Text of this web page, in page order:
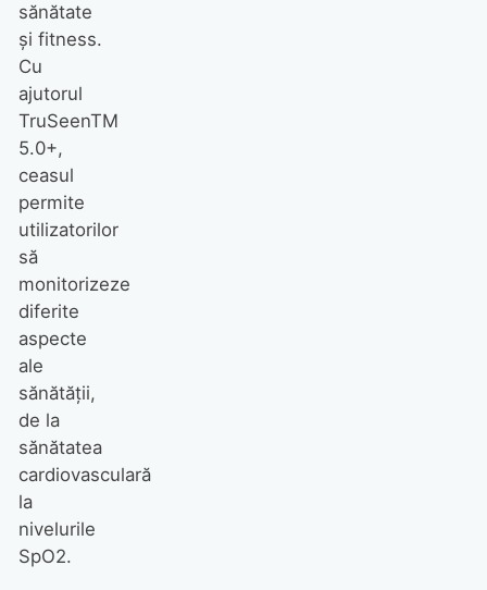
sănătate
și fitness.
Cu
ajutorul
TruSeenTM
5.0+,
ceasul
permite
utilizatorilor
să
monitorizeze
diferite
aspecte
ale
sănătății,
de la
sănătatea
cardiovasculară
la
nivelurile
SpO2.